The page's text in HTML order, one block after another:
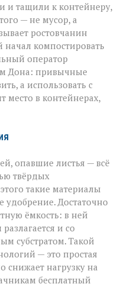
мусора
к
пользе:
как
превратить
отходы
в
ресурс
и тащили к контейнеру,
— не мусор, а
ростовчанин
начал компостировать
оператор
Дона: привычные
а использовать с
место в контейнерах,
опавшие листья — всё
твёрдых
такие материалы
удобрение. Достаточно
ёмкость: в ней
и со
субстратом. Такой
— это простая
снижает нагрузку на
бесплатный